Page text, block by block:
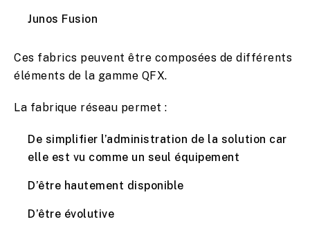
Junos Fusion
Ces fabrics peuvent être composées de différents
éléments de la gamme QFX.
La fabrique réseau permet :
De simplifier l’administration de la solution car
elle est vu comme un seul équipement
D’être hautement disponible
D’être évolutive